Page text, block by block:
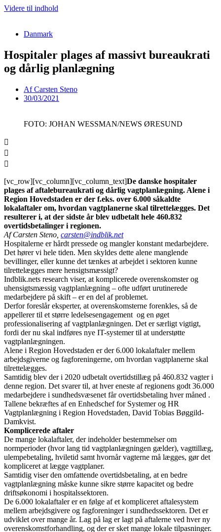
Videre til indhold
Danmark
Hospitaler plages af massivt bureaukrati
og dårlig planlægning
AfCarsten Steno
30/03/2021
FOTO: JOHAN WESSMAN/NEWS ØRESUND
[vc_row][vc_column][vc_column_text]De danske hospitaler
plages af aftalebureaukrati og dårlig vagtplanlægning. Alene i
Region Hovedstaden er der f.eks. over 6.000 såkaldte
lokalaftaler om, hvordan vagtplanerne skal tilrettelægges. Det
resulterer i, at der sidste år blev udbetalt hele 460.832
overtidsbetalinger i regionen.
Af Carsten Steno, carsten@indblik.net
Hospitalerne er hårdt pressede og mangler konstant medarbejdere.
Det hører vi hele tiden. Men skyldes dette alene manglende
bevillinger, eller kunne det tænkes at arbejdet i sektoren kunne
tilrettelægges mere hensigtsmæssigt?
Indblik.nets research viser, at komplicerede overenskomster og
uhensigtsmæssig vagtplanlægning – ofte udført urutinerede
medarbejdere på skift – er en del af problemet.
Derfor foreslår eksperter, at overenskomsterne forenkles, så de
appellerer til et større ledelsesengagement og en øget
professionalisering af vagtplanlægningen. Det er særligt vigtigt,
fordi der nu skal indføres nye IT-systemer til at understøtte
vagtplanlægningen.
Alene i Region Hovedstaden er der 6.000 lokalaftaler mellem
arbejdsgiverne og fagforeningerne, om hvordan vagtplanerne skal
tilrettelægges.
Samtidig blev der i 2020 udbetalt overtidstillæg på 460.832 vagter i
denne region. Det svarer til, at hver eneste af regionens godt 36.000
medarbejdere i sundhedsvæsenet får overtidsbetaling hver måned .
Tallene bekræftes af en Enhedschef for Systemer og HR
Vagtplanlægning i Region Hovedstaden, David Tobias Bøggild-
Damkvist.
Komplicerede aftaler
De mange lokalaftaler, der indeholder bestemmelser om
normperioder (hvor lang tid vagtplanlægningen gælder), vagttillæg,
ulempebetaling, hviletid samt hvornår vagterne må lægges, gør det
kompliceret at lægge vagtplaner.
Samtidig viser den omfattende overtidsbetaling, at en bedre
vagtplanlægning måske kunne sikre større kapacitet og bedre
driftsøkonomi i hospitalssektoren.
De 6.000 lokalaftaler er en følge af et kompliceret aftalesystem
mellem arbejdsgivere og fagforeninger i sundhedssektoren. Det er
udviklet over mange år. Lag på lag er lagt på aftalerne ved hver ny
overenskomstforhandling, og der er sket mange lokale tilpasninger.